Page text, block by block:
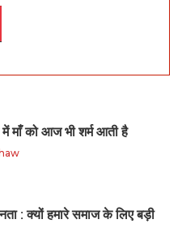
माँ को आज भी शर्म आती है
: क्यों हमारे समाज के लिए बड़ी